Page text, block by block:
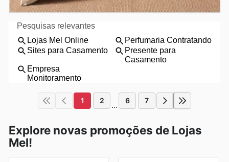
1 2 ... 6 7
Explore novas promoções de Lojas
Mel!